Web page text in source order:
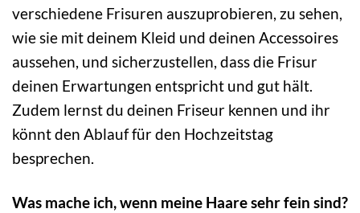
verschiedene Frisuren auszuprobieren, zu sehen,
wie sie mit deinem Kleid und deinen Accessoires
aussehen, und sicherzustellen, dass die Frisur
deinen Erwartungen entspricht und gut hält.
Zudem lernst du deinen Friseur kennen und ihr
könnt den Ablauf für den Hochzeitstag
besprechen.
Was mache ich, wenn meine Haare sehr fein sind?